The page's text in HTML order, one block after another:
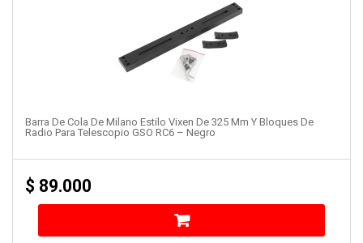
Barra De Cola De Milano Estilo Vixen De 325 Mm Y Bloques De
Radio Para Telescopio GSO RC6 – Negro
$ 89.000